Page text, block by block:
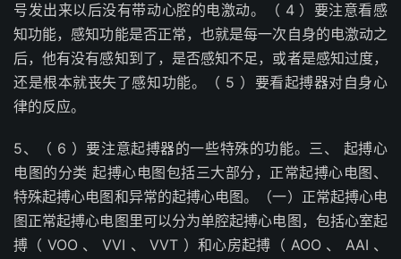
号发出来以后没有带动心腔的电激动。（ 4 ）要注意看感
知功能，感知功能是否正常，也就是每一次自身的电激动之
后，他有没有感知到了，是否感知不足，或者是感知过度，
还是根本就丧失了感知功能。（ 5 ）要看起搏器对自身心
律的反应。
5、（ 6 ）要注意起搏器的一些特殊的功能。三、 起搏心
电图的分类 起搏心电图包括三大部分，正常起搏心电图、
特殊起搏心电图和异常的起搏心电图。（一）正常起搏心电
图正常起搏心电图里可以分为单腔起搏心电图，包括心室起
搏（ VOO 、 VVI 、 VVT ）和心房起搏（ AOO 、 AAI 、